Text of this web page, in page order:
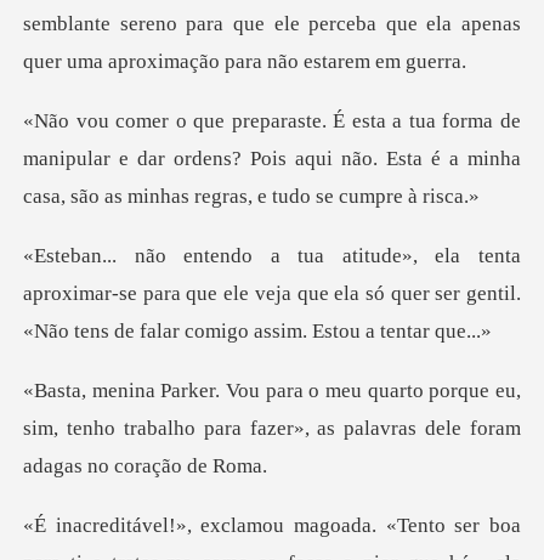
semblante sereno para que ele per
manipular e dar ordens? Pois aqui não. Esta é a minha
ximar-se para que ele veja que ela só quer ser gentil.
orque eu,
sim, tenho trabalho para fazer», as